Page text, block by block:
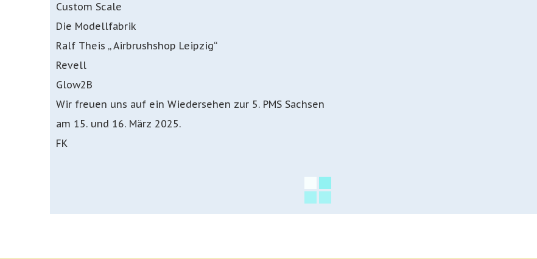
Custom Scale
Die Modellfabrik
Ralf Theis „ Airbrushshop Leipzig“
Revell
Glow2B
Wir freuen uns auf ein Wiedersehen zur 5. PMS Sachsen
am 15. und 16. März 2025.
FK